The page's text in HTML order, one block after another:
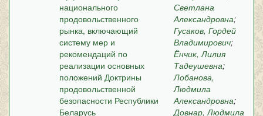
национального
продовольственного
рынка, включающий
систему мер и
рекомендаций по
реализации основных
положений Доктрины
продовольственной
безопасности Республики
Беларусь
Светлана
Александровна;
Гусаков, Гордей
Владимирович;
Ёнчик, Лилия
Тадеушевна;
Лобанова,
Людмила
Александровна;
Довнар, Людмила